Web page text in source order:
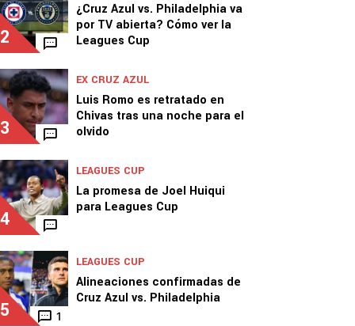
2
¿Cruz Azul vs. Philadelphia va
por TV abierta? Cómo ver la
Leagues Cup
3
EX CRUZ AZUL
Luis Romo es retratado en
Chivas tras una noche para el
olvido
4
LEAGUES CUP
La promesa de Joel Huiqui
para Leagues Cup
5 1
LEAGUES CUP
Alineaciones confirmadas de
Cruz Azul vs. Philadelphia